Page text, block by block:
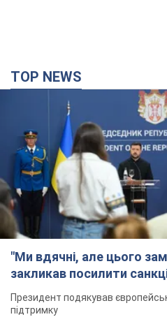
TOP NEWS
"Ми вдячні, але цього
закликав посилити
Президент подякував
підтримку